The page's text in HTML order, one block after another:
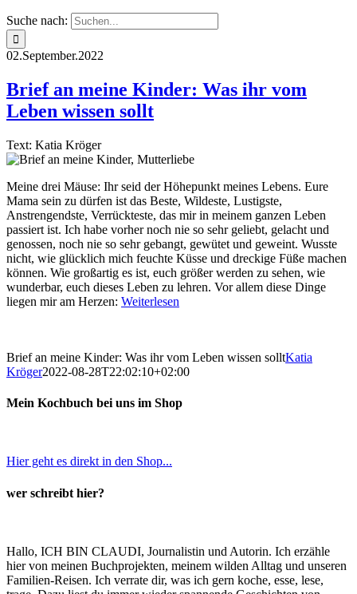
Suche nach:
02.September.2022
Brief an meine Kinder: Was ihr vom
Leben wissen sollt
Text: Katia Kröger
Meine drei Mäuse: Ihr seid der Höhepunkt meines Lebens. Eure
Mama sein zu dürfen ist das Beste, Wildeste, Lustigste,
Anstrengendste, Verrückteste, das mir in meinem ganzen Leben
passiert ist. Ich habe vorher noch nie so sehr geliebt, gelacht und
genossen, noch nie so sehr gebangt, gewütet und geweint. Wusste
nicht, wie glücklich mich feuchte Küsse und dreckige Füße machen
können. Wie großartig es ist, euch größer werden zu sehen, wie
wunderbar, euch dieses Leben zu lehren. Vor allem diese Dinge
liegen mir am Herzen: Weiterlesen
Brief an meine Kinder: Was ihr vom Leben wissen solltKatia
Kröger2022-08-28T22:02:10+02:00
Mein Kochbuch bei uns im Shop
Hier geht es direkt in den Shop...
wer schreibt hier?
Hallo, ICH BIN CLAUDI, Journalistin und Autorin. Ich erzähle
hier von meinen Buchprojekten, meinem wilden Alltag und unseren
Familien-Reisen. Ich verrate dir, was ich gern koche, esse, lese,